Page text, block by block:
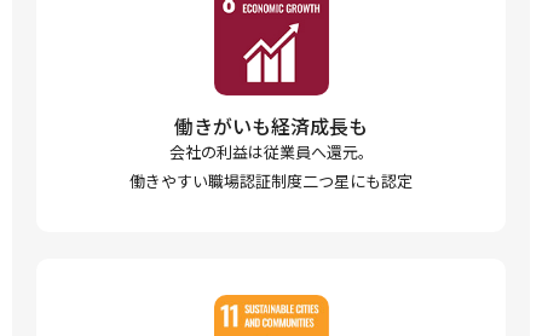
働きがいも経済成長も
会社の利益は従業員へ還元。
働きやすい職場認証制度二つ星にも認定